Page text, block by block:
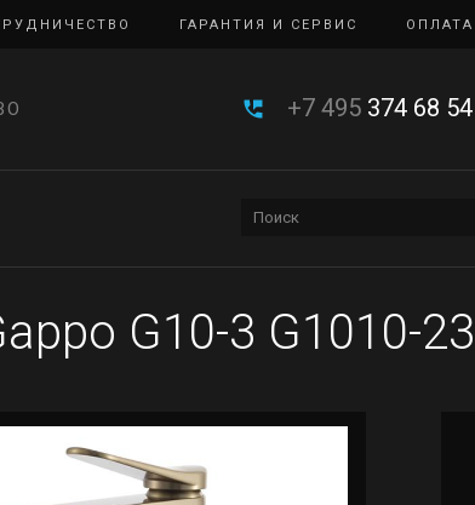
ГАРАНТИЯ И СЕРВИС ОПЛАТА
+7 495 374 68 54
G10-3 G1010-23